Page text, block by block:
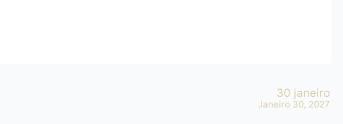
30 janeiro
Janeiro 30, 2027